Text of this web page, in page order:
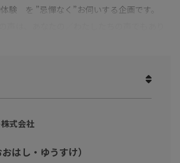
験 を ”忌憚なく”お伺いする企画です。
こうやって浸透させればいいのか」
入したら、わたしたちの未来が変わるかも
までの人事労務業務を一気通貫のワンスト
人事」を利用している
式会社
はし・ゆうすけ）